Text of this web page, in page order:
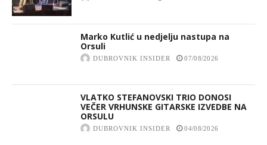
Marko Kutlić u nedjelju nastupa na
Orsuli
DUBROVNIK INSIDER 07/08/2026
VLATKO STEFANOVSKI TRIO DONOSI
VEČER VRHUNSKE GITARSKE IZVEDBE NA
ORSULU
DUBROVNIK INSIDER 04/08/2026